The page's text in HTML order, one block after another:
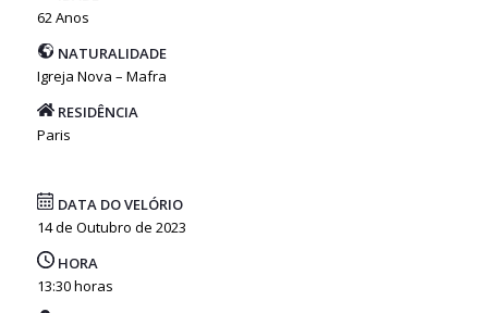
62 Anos
NATURALIDADE
Igreja Nova – Mafra
RESIDÊNCIA
Paris
DATA DO VELÓRIO
14 de Outubro de 2023
HORA
13:30 horas